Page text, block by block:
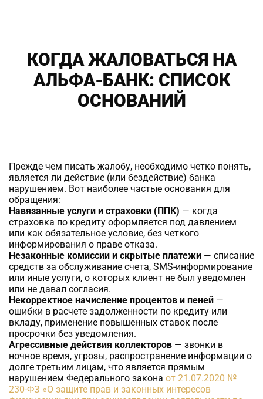
КОГДА ЖАЛОВАТЬСЯ НА
АЛЬФА-БАНК: СПИСОК
ОСНОВАНИЙ
Прежде чем писать жалобу, необходимо четко понять,
является ли действие (или бездействие) банка
нарушением. Вот наиболее частые основания для
обращения:
Навязанные услуги и страховки (ППК) — когда
страховка по кредиту оформляется под давлением
или как обязательное условие, без четкого
информирования о праве отказа.
Незаконные комиссии и скрытые платежи — списание
средств за обслуживание счета, SMS-информирование
или иные услуги, о которых клиент не был уведомлен
или не давал согласия.
Некорректное начисление процентов и пеней —
ошибки в расчете задолженности по кредиту или
вкладу, применение повышенных ставок после
просрочки без уведомления.
Агрессивные действия коллекторов — звонки в
ночное время, угрозы, распространение информации о
долге третьим лицам, что является прямым
нарушением Федерального закона от 21.07.2020 №
230-ФЗ «О защите прав и законных интересов